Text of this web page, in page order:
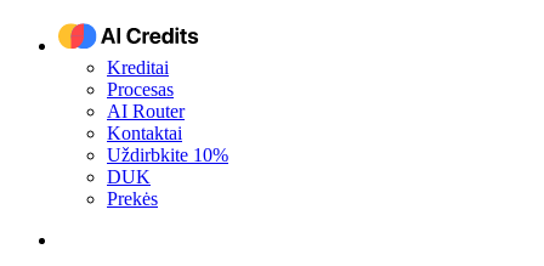
Kreditai
Procesas
AI Router
Kontaktai
Uždirbkite 10%
DUK
Prekės